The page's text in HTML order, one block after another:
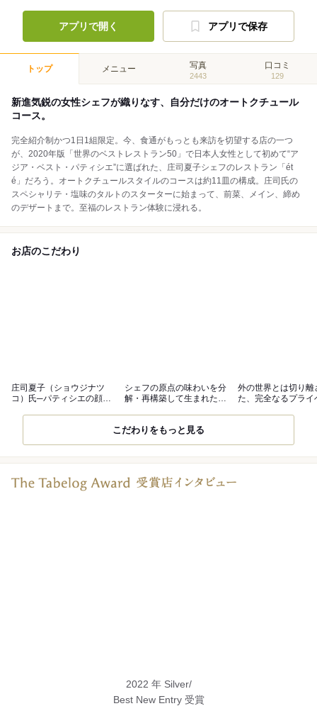
アプリで開く アプリで保存
トップ メニュー 写真
2443
口コミ
129
新進気鋭の女性シェフが織りなす、自分だけのオートクチュール
コース。
完全紹介制かつ1日1組限定。今、食通がもっとも来訪を切望する店の一つ
が、2020年版「世界のベストレストラン50」で日本人女性として初めて“ア
ジア・ベスト・パティシエ”に選ばれた、庄司夏子シェフのレストラン「ét
é」だろう。オートクチュールスタイルのコースは約11皿の構成。庄司氏の
スペシャリテ・塩味のタルトのスターターに始まって、前菜、メイン、締め
のデザートまで。至福のレストラン体験に浸れる。
お店のこだわり
庄司夏子（ショウジナツ
コ）氏─パティシエの顔も
シェフの原点の味わいを分
解・再構築して生まれた、
外の世界とは切り離
た、完全なるプライ
こだわりをもっと見る
2022 年 Silver/
Best New Entry 受賞